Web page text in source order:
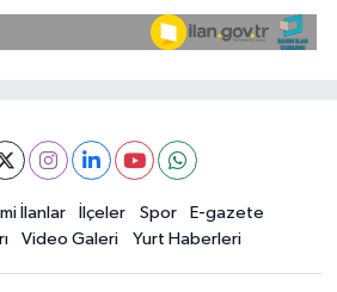
İlanlar İlçeler Spor
E-gazete
Video Galeri Yurt Haberleri